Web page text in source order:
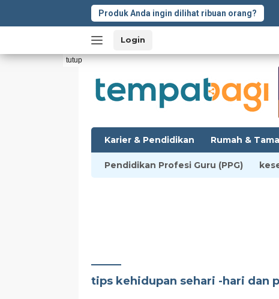
Produk Anda ingin dilihat ribuan orang?
Login
tutup
Karier & Pendidikan Rumah &
Pendidikan Profesi Guru (PPG)
tips kehidupan sehari -hari dan